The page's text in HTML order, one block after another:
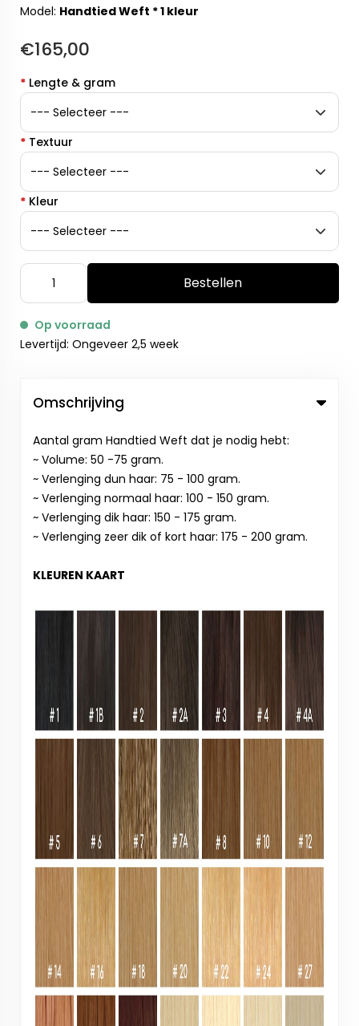
Model: Handtied Weft * 1 kleur
€165,00
* Lengte & gram
* Textuur
* Kleur
Bestellen
Op voorraad
Levertijd: Ongeveer 2,5 week
Omschrijving
Aantal gram Handtied Weft dat je nodig hebt:
~ Volume: 50 -75 gram.
~ Verlenging dun haar: 75 - 100 gram.
~ Verlenging normaal haar: 100 - 150 gram.
~ Verlenging dik haar: 150 - 175 gram.
~ Verlenging zeer dik of kort haar: 175 - 200 gram.
KLEUREN KAART